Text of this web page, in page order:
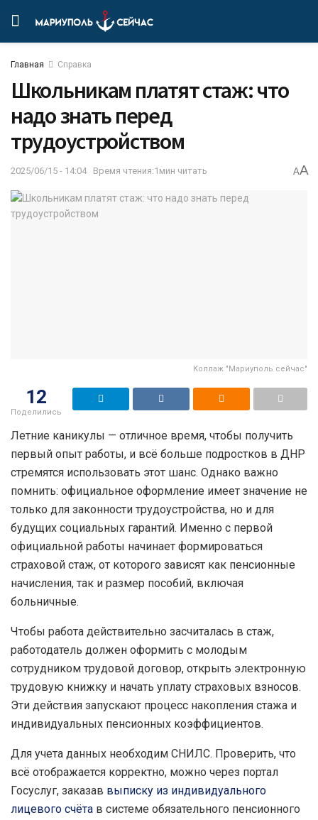
Главная Справка
Школьникам платят стаж: что
надо знать перед
трудоустройством
2025/06/15 - 14:04 Время чтения:1мин читать AA
Коллаж "Мариуполь сейчас"
12
Поделились
Летние каникулы — отличное время, чтобы получить
первый опыт работы, и всё больше подростков в ДНР
стремятся использовать этот шанс. Однако важно
помнить: официальное оформление имеет значение не
только для законности трудоустройства, но и для
будущих социальных гарантий. Именно с первой
официальной работы начинает формироваться
страховой стаж, от которого зависят как пенсионные
начисления, так и размер пособий, включая
больничные.
Чтобы работа действительно засчиталась в стаж,
работодатель должен оформить с молодым
сотрудником трудовой договор, открыть электронную
трудовую книжку и начать уплату страховых взносов.
Эти действия запускают процесс накопления стажа и
индивидуальных пенсионных коэффициентов.
Для учета данных необходим СНИЛС. Проверить, что
всё отображается корректно, можно через портал
Госуслуг, заказав выписку из индивидуального
лицевого счёта в системе обязательного пенсионного